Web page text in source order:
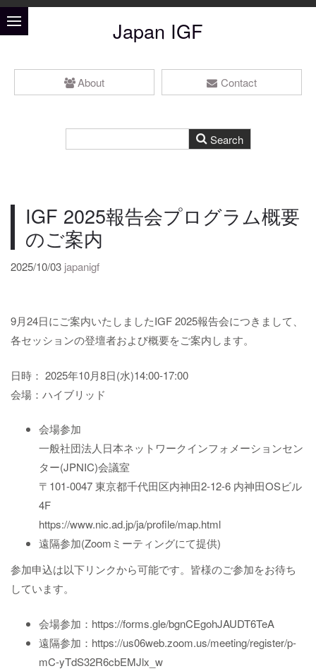
Japan IGF
About Contact
IGF 2025報告会プログラム概要
のご案内
2025/10/03 japanigf
9月24日にご案内いたしましたIGF 2025報告会につきまして、
各セッションの登壇者および概要をご案内します。
日時： 2025年10月8日(水)14:00-17:00
会場：ハイブリッド
会場参加
一般社団法人日本ネットワークインフォメーションセン
ター(JPNIC)会議室
〒101-0047 東京都千代田区内神田2-12-6 内神田OSビル
4F
https://www.nic.ad.jp/ja/profile/map.html
遠隔参加(Zoomミーティングにて提供)
参加申込は以下リンクから可能です。皆様のご参加をお待ち
しています。
会場参加：https://forms.gle/bgnCEgohJAUDT6TeA
遠隔参加：https://us06web.zoom.us/meeting/register/p-
mC-yTdS32R6cbEMJlx_w